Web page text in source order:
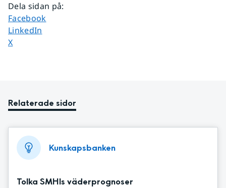
Dela sidan på:
Dela sidan på
Facebook
Dela sidan på
LinkedIn
Dela sidan på
X
Relaterade sidor
Kunskapsbanken
Tolka SMHIs väderprognoser